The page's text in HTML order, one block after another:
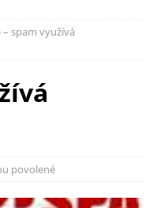
příslušenství pro hráče,
imageFORCE s modely
technologií
spam využívá
povolené